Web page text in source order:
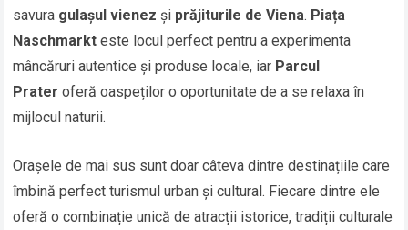
savura gulașul vienez și prăjiturile de Viena. Piața
Naschmarkt este locul perfect pentru a experimenta
mâncăruri autentice și produse locale, iar Parcul
Prater oferă oaspeților o oportunitate de a se relaxa în
mijlocul naturii.
Orașele de mai sus sunt doar câteva dintre destinațiile care
îmbină perfect turismul urban și cultural. Fiecare dintre ele
oferă o combinație unică de atracții istorice, tradiții culturale